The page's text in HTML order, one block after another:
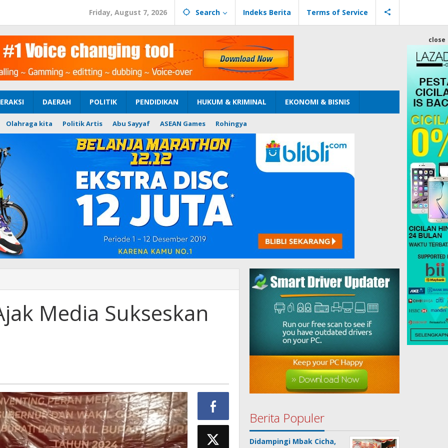
Friday, August 7, 2026 Search Indeks Berita Terms of Service
DAERAH POLITIK PENDIDIKAN HUKUM & KRIMINAL EKONOMI & BISNIS
Olahraga kita Politik Artis Abu Sayyaf ASEAN Games Rohingya
close
Media Sukseskan
Berita Populer
Didampingi Mbak Cicha,